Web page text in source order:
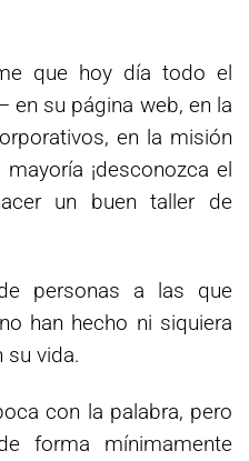
que hoy día todo el
en su página web, en la
en la misión
¡desconozca el
un buen taller de
personas a las que
han hecho ni siquiera
su vida.
con la palabra, pero
forma mínimamente